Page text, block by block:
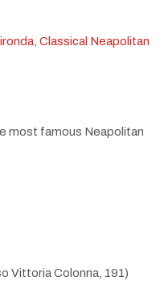
Classical Neapolitan
most famous Neapolitan
Vittoria Colonna, 191)